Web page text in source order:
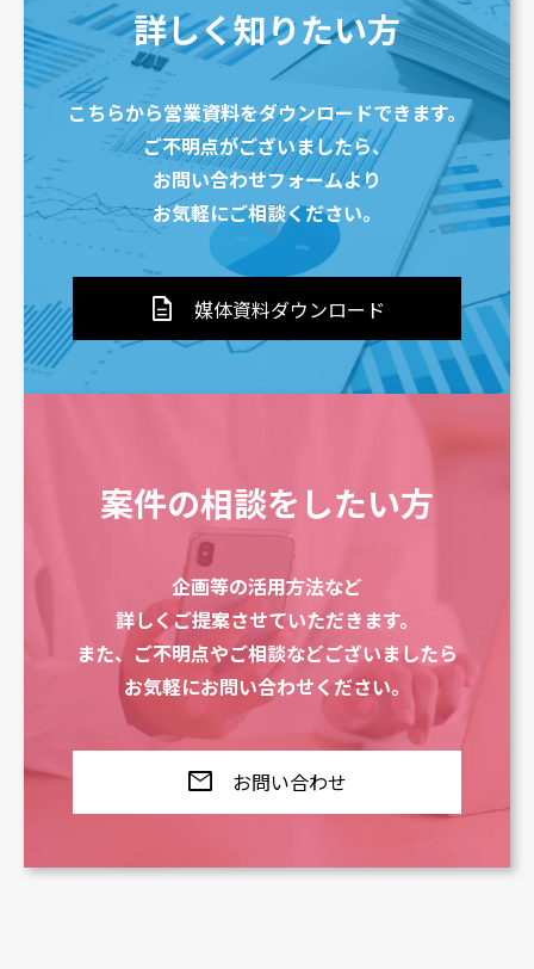
詳しく知りたい方
こちらから営業資料をダウンロードできます。
ご不明点がございましたら、
お問い合わせフォームより
お気軽にご相談ください。
description 媒体資料ダウンロード
案件の相談をしたい方
企画等の活用方法など
詳しくご提案させていただきます。
また、ご不明点やご相談などございましたら
お気軽にお問い合わせください。
mail お問い合わせ